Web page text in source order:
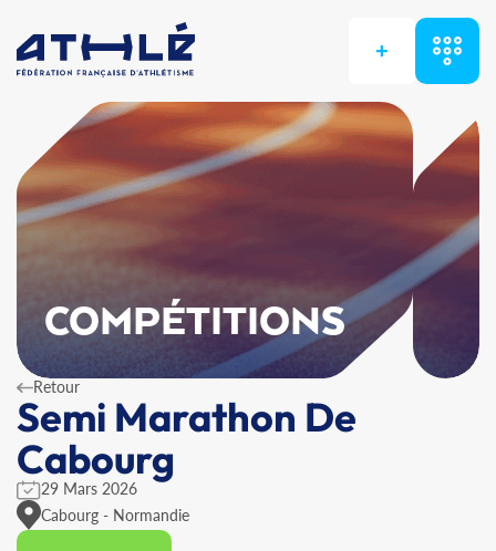
+
COMPÉTITIONS
Retour
Semi Marathon De
Cabourg
29 Mars 2026
Cabourg - Normandie